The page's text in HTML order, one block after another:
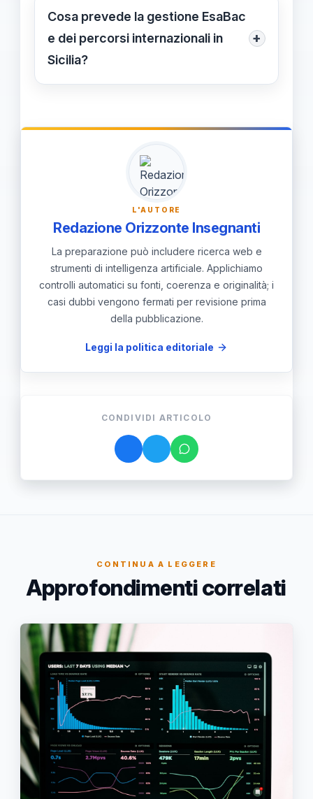
Catania 9.523; Messina 5.173. Queste
aree richiedono logistica robusta e
comunicazioni chiare con famiglie e
Cosa prevede la gestione EsaBac
e dei percorsi internazionali in
Sicilia?
+
EsaBac e i percorsi internazionali
dipartimenti linguistici, segreteria e
uffici regionali; fornire guide, esempi
di tracce e simulazioni per valorizzare
L'AUTORE
Redazione Orizzonte Insegnanti
La preparazione può includere ricerca web e
strumenti di intelligenza artificiale. Applichiamo
controlli automatici su fonti, coerenza e originalità; i
casi dubbi vengono fermati per revisione prima
della pubblicazione.
Leggi la politica editoriale
CONDIVIDI ARTICOLO
CONTINUA A LEGGERE
Approfondimenti correlati